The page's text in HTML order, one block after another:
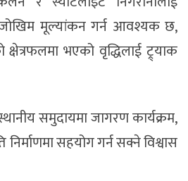
मूल्यांकन गर्न आवश्यक छ,
भएको वृद्धिलाई ट्र्याक
समुदायमा जागरण कार्यक्रम,
सहयोग गर्न सक्ने विश्वास